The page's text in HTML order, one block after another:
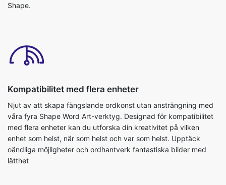
Shape.
Kompatibilitet med flera enheter
Njut av att skapa fängslande ordkonst utan ansträngning med
våra fyra Shape Word Art-verktyg. Designad för kompatibilitet
med flera enheter kan du utforska din kreativitet på vilken
enhet som helst, när som helst och var som helst. Upptäck
oändliga möjligheter och ordhantverk fantastiska bilder med
lätthet